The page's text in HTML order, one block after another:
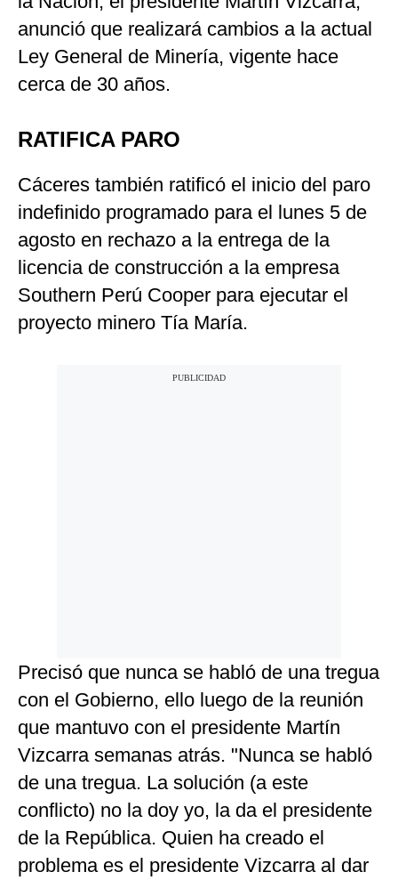
anunció que realizará cambios a la actual
Ley General de Minería, vigente hace
cerca de 30 años.
RATIFICA PARO
Cáceres también ratificó el inicio del paro
indefinido programado para el lunes 5 de
agosto en rechazo a la entrega de la
licencia de construcción a la empresa
Southern Perú Cooper para ejecutar el
proyecto minero Tía María.
Precisó que nunca se habló de una tregua
con el Gobierno, ello luego de la reunión
que mantuvo con el presidente Martín
Vizcarra semanas atrás. "Nunca se habló
de una tregua. La solución (a este
conflicto) no la doy yo, la da el presidente
de la República. Quien ha creado el
problema es el presidente Vizcarra al dar